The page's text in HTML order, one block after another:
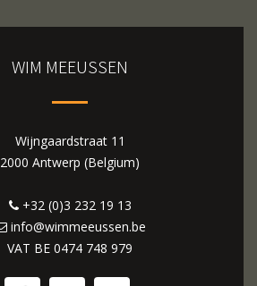
WIM MEEUSSEN
Wijngaardstraat 11
2000 Antwerp (Belgium)
+32 (0)3 232 19 13
info@wimmeeussen.be
VAT BE 0474 748 979